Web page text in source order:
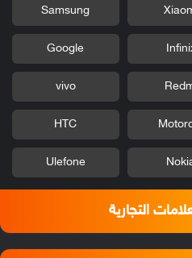
Samsung
Google
vivo
HTC
Ulefone
التجارية